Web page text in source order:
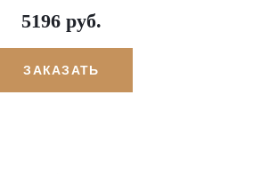
5196 руб.
ЗАКАЗАТЬ